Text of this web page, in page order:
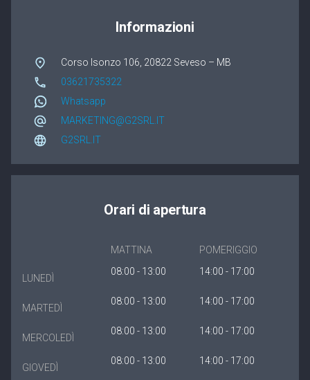
Winergetic Premium
Koncept Plus
Informazioni
Corso Isonzo 106, 20822 Seveso – MB
03621735322
Whatsapp
MARKETING@G2SRL.IT
G2SRL.IT
Orari di apertura
MATTINA POMERIGGIO
LUNEDÌ
08:00 - 13:00 14:00 - 17:00
MARTEDÌ
08:00 - 13:00 14:00 - 17:00
MERCOLEDÌ
08:00 - 13:00 14:00 - 17:00
GIOVEDÌ
08:00 - 13:00 14:00 - 17:00